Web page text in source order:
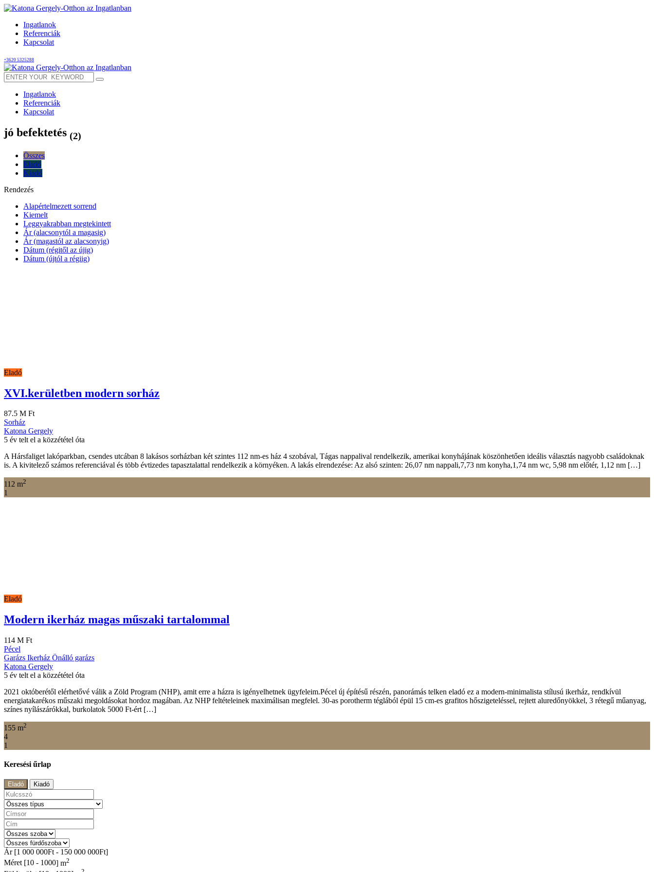
Ingatlanok
Referenciák
Kapcsolat
+3620 5325288
Ingatlanok
Referenciák
Kapcsolat
jó befektetés (2)
Összes
Eladó
Kiadó
Rendezés
Alapértelmezett sorrend
Kiemelt
Leggyakrabban megtekintett
Ár (alacsonytól a magasig)
Ár (magastól az alacsonyig)
Dátum (régitől az újig)
Dátum (újtól a régiig)
Eladó
XVI.kerületben modern sorház
87.5 M Ft
Sorház
Katona Gergely
5 év telt el a közzététel óta
A Hársfaliget lakóparkban, csendes utcában 8 lakásos sorházban két szintes 112 nm-es ház 4 szobával, Tágas nappalival rendelkezik, amerikai konyhájának köszönhetően ideális választás nagyobb családoknak
is. A kivitelező számos referenciával és több évtizedes tapasztalattal rendelkezik a környéken. A lakás elrendezése: Az alsó szinten: 26,07 nm nappali,7,73 nm konyha,1,74 nm wc, 5,98 nm előtér, 1,12 nm […]
112 m2
1
Eladó
Modern ikerház magas műszaki tartalommal
114 M Ft
Pécel
Garázs Ikerház Önálló garázs
Katona Gergely
5 év telt el a közzététel óta
2021 októberétől elérhetővé válik a Zöld Program (NHP), amit erre a házra is igényelhetnek ügyfeleim.Pécel új építésű részén, panorámás telken eladó ez a modern-minimalista stílusú ikerház, rendkívül
energiatakarékos műszaki megoldásokat hordoz magában. Az NHP feltételeinek maximálisan megfelel. 30-as porotherm téglából épül 15 cm-es grafitos hőszigeteléssel, rejtett aluredőnyökkel, 3 rétegű műanyag,
színes nyílászárókkal, burkolatok 5000 Ft-ért […]
155 m2
4
1
Keresési űrlap
Eladó Kiadó
Ár [1 000 000Ft- 150 000 000Ft]
Méret [10 - 1000] m2